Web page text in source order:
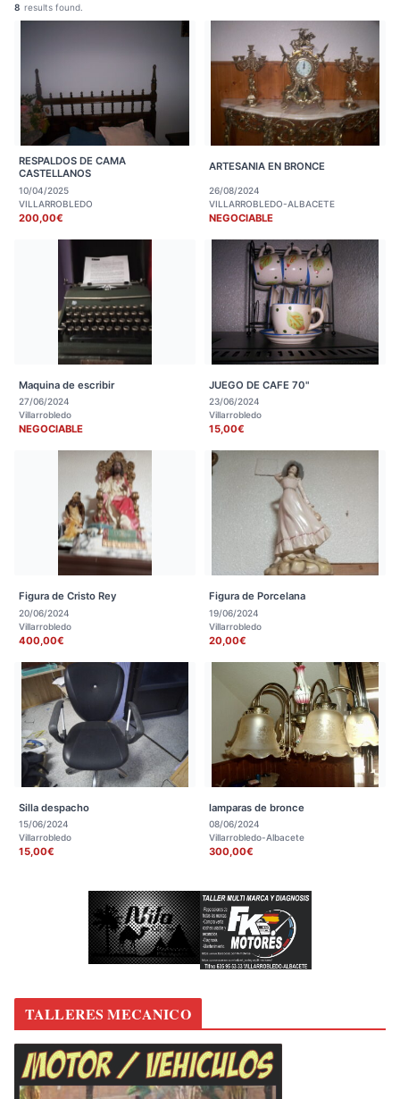
8 results found.
RESPALDOS DE CAMA
CASTELLANOS
10/04/2025
VILLARROBLEDO
200,00€
ARTESANIA EN BRONCE
26/08/2024
VILLARROBLEDO-ALBACETE
NEGOCIABLE
Maquina de escribir
27/06/2024
Villarrobledo
NEGOCIABLE
JUEGO DE CAFE 70"
23/06/2024
Villarrobledo
15,00€
Figura de Cristo Rey
20/06/2024
Villarrobledo
400,00€
Figura de Porcelana
19/06/2024
Villarrobledo
20,00€
Silla despacho
15/06/2024
Villarrobledo
15,00€
lamparas de bronce
08/06/2024
Villarrobledo-Albacete
300,00€
TALLERES MECANICO